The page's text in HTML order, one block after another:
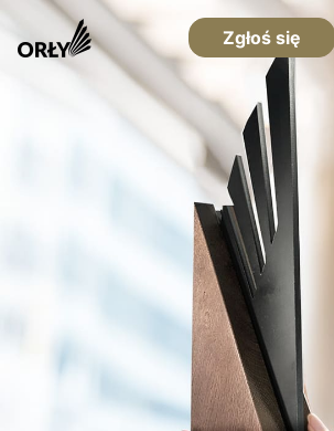
Zgłoś się